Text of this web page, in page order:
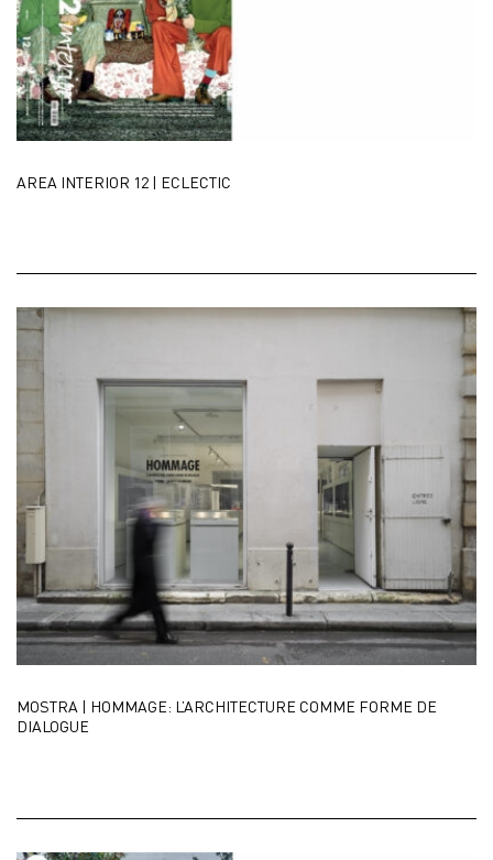
AREA INTERIOR 12 | ECLECTIC
MOSTRA | HOMMAGE: L’ARCHITECTURE COMME FORME DE
DIALOGUE